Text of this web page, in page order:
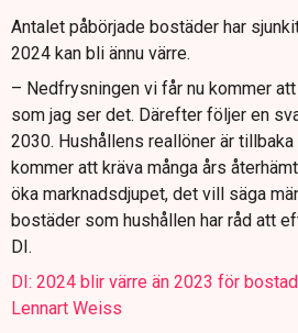
Antalet påbörjade bostäder har
2024 kan bli ännu värre.
– Nedfrysningen vi får nu kommer
som jag ser det. Därefter följer en
2030. Hushållens reallöner är
kommer att kräva många års
öka marknadsdjupet, det vill säga
bostäder som hushållen har råd att
DI.
DI: 2024 blir värre än 2023 för
Lennart Weiss